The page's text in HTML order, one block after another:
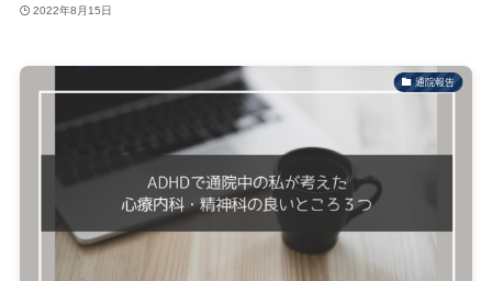
2022年8月15日
通院報告